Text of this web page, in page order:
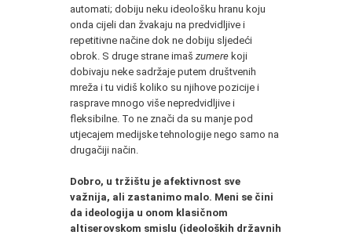
automati; dobiju neku ideološku hranu koju
onda cijeli dan žvakaju na predvidljive i
repetitivne načine dok ne dobiju sljedeći
obrok. S druge strane imaš zumere koji
dobivaju neke sadržaje putem društvenih
mreža i tu vidiš koliko su njihove pozicije i
rasprave mnogo više nepredvidljive i
fleksibilne. To ne znači da su manje pod
utjecajem medijske tehnologije nego samo na
drugačiji način.
Dobro, u tržištu je afektivnost sve
važnija, ali zastanimo malo. Meni se čini
da ideologija u onom klasičnom
altiserovskom smislu (ideoloških državnih